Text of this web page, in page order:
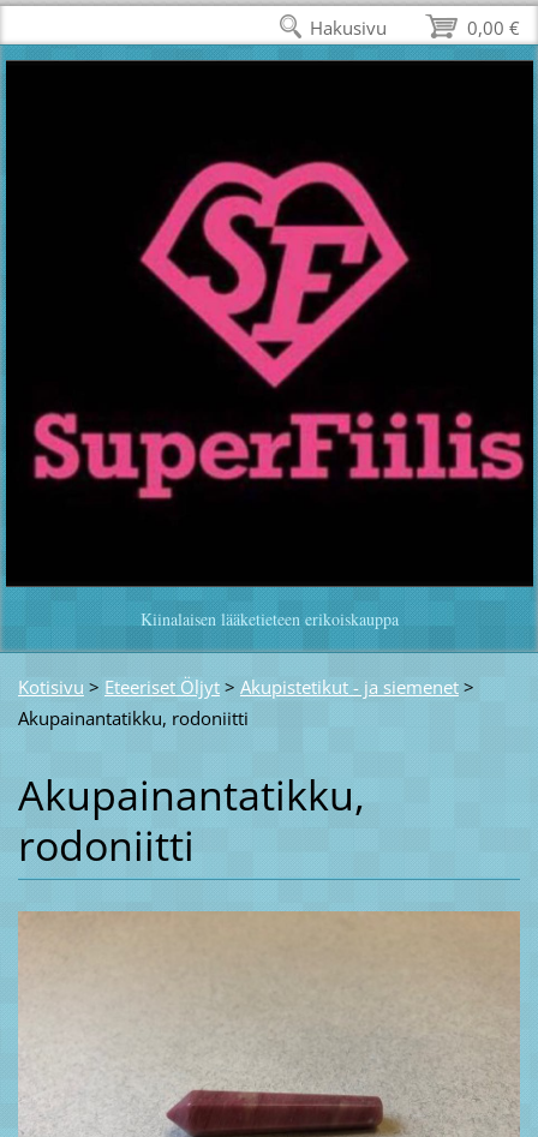
Kiinalaisen lääketieteen erikoiskauppa
Kotisivu > Eteeriset Öljyt > Akupistetikut - ja siemenet >
Akupainantatikku, rodoniitti
Akupainantatikku,
rodoniitti
0,00 €
Hakusivu